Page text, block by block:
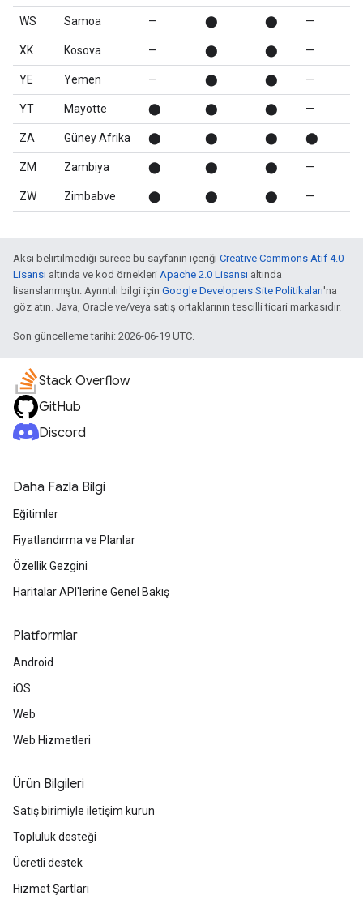
WS Samoa — ⬤ ⬤ —
XK Kosova — ⬤ ⬤ —
YE Yemen — ⬤ ⬤ —
YT Mayotte ⬤ ⬤ ⬤ —
ZA Güney Afrika ⬤ ⬤ ⬤ ⬤
ZM Zambiya ⬤ ⬤ ⬤ —
ZW Zimbabve ⬤ ⬤ ⬤ —
Aksi belirtilmediği sürece bu sayfanın içeriği Creative Commons Atıf 4.0
Lisansı altında ve kod örnekleri Apache 2.0 Lisansı altında
lisanslanmıştır. Ayrıntılı bilgi için Google Developers Site Politikaları'na
göz atın. Java, Oracle ve/veya satış ortaklarının tescilli ticari markasıdır.
Son güncelleme tarihi: 2026-06-19 UTC.
Stack Overflow
GitHub
Discord
Daha Fazla Bilgi
Eğitimler
Fiyatlandırma ve Planlar
Özellik Gezgini
Haritalar API'lerine Genel Bakış
Platformlar
Android
iOS
Web
Web Hizmetleri
Ürün Bilgileri
Satış birimiyle iletişim kurun
Topluluk desteği
Ücretli destek
Hizmet Şartları